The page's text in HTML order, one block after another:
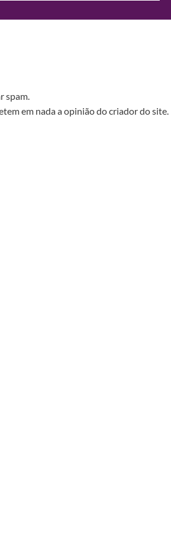
spam.
em nada a opinião do criador do site.